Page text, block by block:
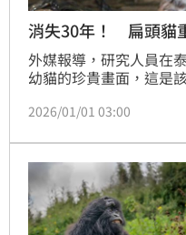
消失30年！ 扁頭貓
外媒報導，研究人員在
幼貓的珍貴畫面，這是
少，被視為最瀕危的野
約2500隻成年扁頭貓，
淡水紅樹林地帶。學者
希望，但真正的挑戰在
生存。
2026/01/01 03:00